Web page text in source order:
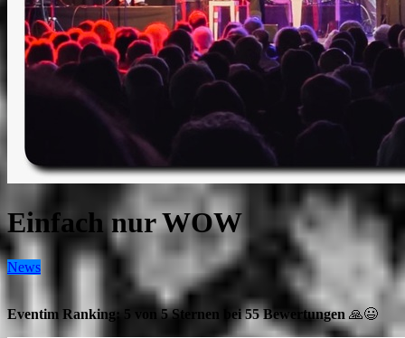
Einfach nur WOW
News
Eventim Ranking: 5 von 5 Sternen bei 55 Bewertungen 🙏😃